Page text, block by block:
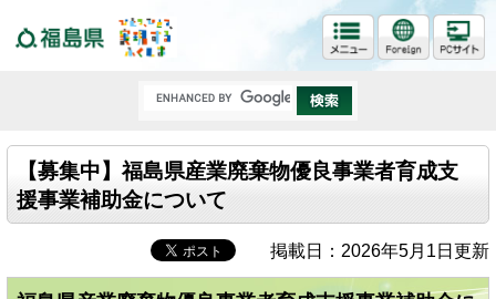
【募集中】福島県産業廃棄物優良事業者育成支
援事業補助金について
掲載日：2026年5月1日更新